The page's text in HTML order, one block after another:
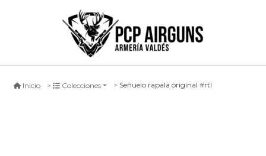
Inicio Colecciones Señuelo rapala original #rtl